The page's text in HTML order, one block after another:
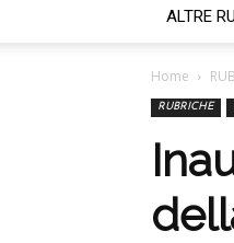
ALTRE
Home
RUBRICHE